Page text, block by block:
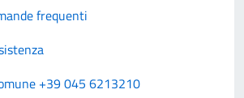
frequenti
+39 045 6213210